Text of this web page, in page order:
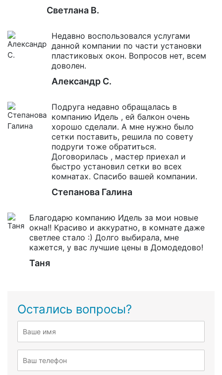
Светлана В.
Недавно воспользовался услугами
данной компании по части установки
пластиковых окон. Вопросов нет, всем
доволен.
Александр С.
Подруга недавно обращалась в
компанию Идель , ей балкон очень
хорошо сделали. А мне нужно было
сетки поставить, решила по совету
подруги тоже обратиться.
Договорилась , мастер приехал и
быстро установил сетки во всех
комнатах. Спасибо вашей компании.
Степанова Галина
Благодарю компанию Идель за мои новые
окна!! Красиво и аккуратно, в комнате даже
светлее стало :) Долго выбирала, мне
кажется, у вас лучшие цены в Домодедово!
Таня
Остались вопросы?